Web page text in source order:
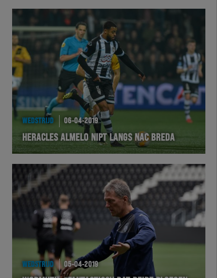
WEDSTRIJD 06-04-2019
HERACLES ALMELO NIPT LANGS NAC BREDA
WEDSTRIJD 05-04-2019